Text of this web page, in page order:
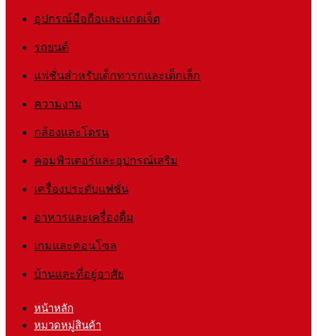
อุปกรณ์มือถือและแกดเจ็ต
รถยนต์
แฟชั่นสำหรับเด็กทารกและเด็กเล็ก
ความงาม
กล้องและโดรน
คอมพิวเตอร์และอุปกรณ์เสริม
เครื่องประดับแฟชั่น
อาหารและเครื่องดื่ม
เกมและคอนโซล
บ้านและที่อยู่อาศัย
หน้าหลัก
หมวดหมู่สินค้า